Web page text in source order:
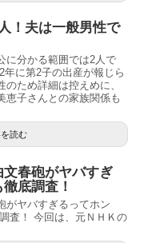
！夫は一般男性で
に分かる範囲では2人で
年に第2子の出産が報じら
ため詳細は控えめに、
恵子さんとの家族関係も
読む
春砲がヤバすぎ
底調査！
がヤバすぎるってホン
査！ 今回は、元ＮＨＫの